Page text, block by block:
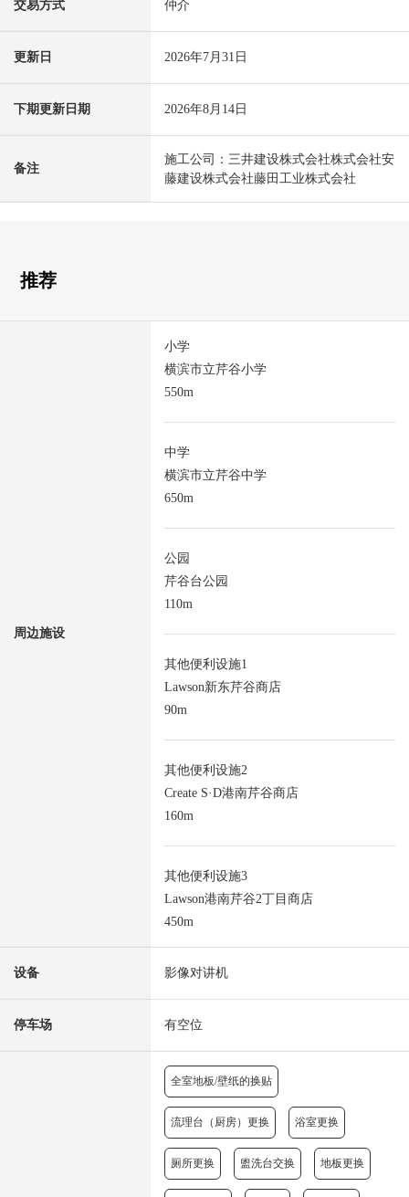
交易方式 仲介
更新日 2026年7月31日
下期更新日期 2026年8月14日
备注
施工公司：三井建设株式会社株式会社安
藤建设株式会社藤田工业株式会社
推荐
周边施设
小学
横滨市立芹谷小学
550m
中学
横滨市立芹谷中学
650m
公园
芹谷台公园
110m
其他便利设施1
Lawson新东芹谷商店
90m
其他便利设施2
Create S·D港南芹谷商店
160m
其他便利设施3
Lawson港南芹谷2丁目商店
450m
设备 影像对讲机
停车场 有空位
全室地板/壁纸的换贴
流理台（厨房）更换 浴室更换
厕所更换 盥洗台交换 地板更换